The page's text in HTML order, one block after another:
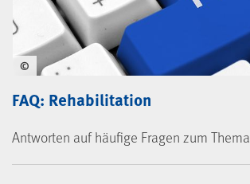
FAQ: Rehabilitation
Antworten auf häufige Fragen zum Thema
©